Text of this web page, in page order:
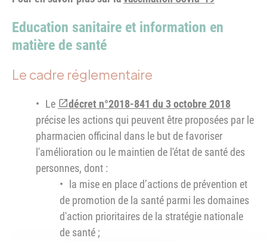
Education sanitaire et information en
matière de santé
Le cadre réglementaire
Le
décret n°2018-841 du 3 octobre 2018
précise les actions qui peuvent être proposées par le
pharmacien officinal dans le but de favoriser
l'amélioration ou le maintien de l'état de santé des
personnes, dont :
la mise en place d’actions de prévention et
de promotion de la santé parmi les domaines
d'action prioritaires de la stratégie nationale
de santé ;